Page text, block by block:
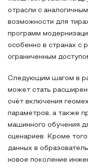
отрасли с
возможности для
программ
особенно в странах с
ограниченным
Следующим шагом в
может стать
счёт включения
параметров, а также
машинного обучения
сценариев. Кроме
данных в
новое поколение